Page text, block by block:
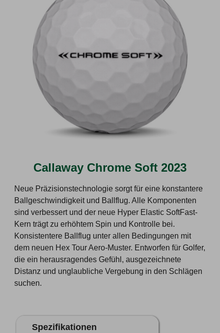
Callaway Chrome Soft 2023
Neue Präzisionstechnologie sorgt für eine konstantere
Ballgeschwindigkeit und Ballflug. Alle Komponenten
sind verbessert und der neue Hyper Elastic SoftFast-
Kern trägt zu erhöhtem Spin und Kontrolle bei.
Konsistentere Ballflug unter allen Bedingungen mit
dem neuen Hex Tour Aero-Muster. Entworfen für Golfer,
die ein herausragendes Gefühl, ausgezeichnete
Distanz und unglaubliche Vergebung in den Schlägen
suchen.
Spezifikationen